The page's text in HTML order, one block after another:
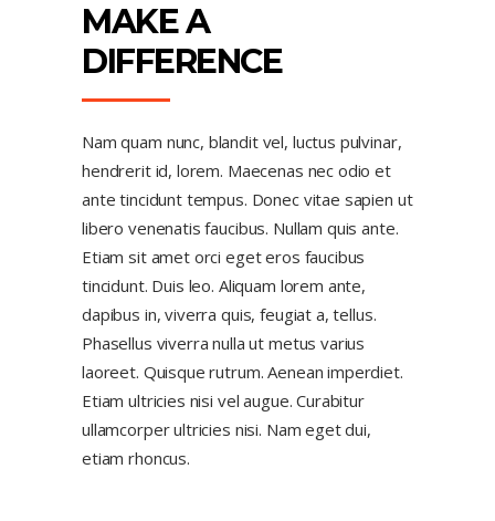
MAKE A
DIFFERENCE
Nam quam nunc, blandit vel, luctus pulvinar,
hendrerit id, lorem. Maecenas nec odio et
ante tincidunt tempus. Donec vitae sapien ut
libero venenatis faucibus. Nullam quis ante.
Etiam sit amet orci eget eros faucibus
tincidunt. Duis leo. Aliquam lorem ante,
dapibus in, viverra quis, feugiat a, tellus.
Phasellus viverra nulla ut metus varius
laoreet. Quisque rutrum. Aenean imperdiet.
Etiam ultricies nisi vel augue. Curabitur
ullamcorper ultricies nisi. Nam eget dui,
etiam rhoncus.